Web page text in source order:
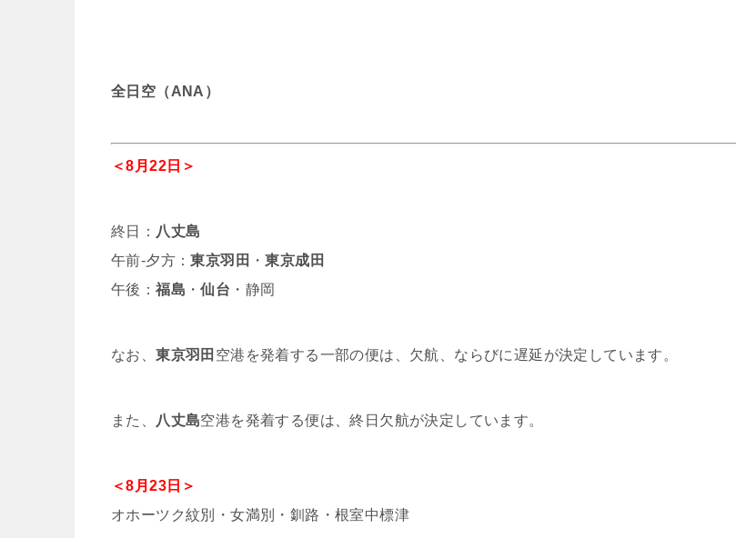
全日空（ANA）
＜8月22日＞
終日： 八丈島
午前-夕方：東京羽田 ・東京成田
午後：福島 ・仙台 ・静岡
なお、東京羽田 空港を発着する一部の便は、欠航、ならびに遅延が決定しています。
また、 八丈島空港を発着する便は、終日欠航が決定しています。
＜8月23日＞
オホーツク紋別・女満別・釧路・根室中標津